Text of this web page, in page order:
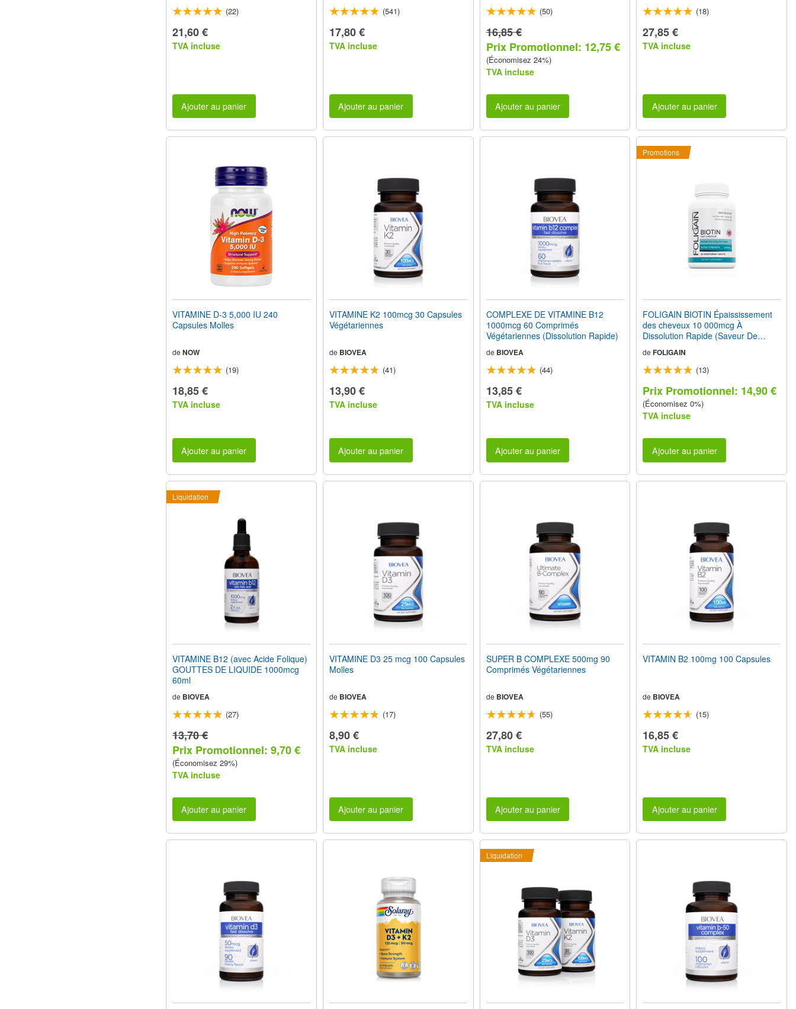
(22)
21,60 €
TVA incluse
Ajouter au panier
(541)
17,80 €
TVA incluse
Ajouter au panier
(50)
16,85 €
Prix Promotionnel: 12,75 €
(Économisez 24%)
TVA incluse
Ajouter au panier
(18)
27,85 €
TVA incluse
Ajouter au panier
VITAMINE D-3 5,000 IU 240
Capsules Molles
de NOW
(19)
18,85 €
TVA incluse
Ajouter au panier
VITAMINE K2 100mcg 30 Capsules
Végétariennes
de BIOVEA
(41)
13,90 €
TVA incluse
Ajouter au panier
COMPLEXE DE VITAMINE B12
1000mcg 60 Comprimés
Végétariennes (Dissolution Rapide)
de BIOVEA
(44)
13,85 €
TVA incluse
Ajouter au panier
Promotions
FOLIGAIN BIOTIN Épaississement
des cheveux 10 000mcg À
Dissolution Rapide (Saveur De
Végétariennes
de FOLIGAIN
(13)
Prix Promotionnel: 14,90 €
(Économisez 0%)
TVA incluse
Ajouter au panier
Liquidation
VITAMINE B12 (avec Acide Folique)
GOUTTES DE LIQUIDE 1000mcg
60ml
de BIOVEA
(27)
13,70 €
Prix Promotionnel: 9,70 €
(Économisez 29%)
TVA incluse
Ajouter au panier
VITAMINE D3 25 mcg 100 Capsules
Molles
de BIOVEA
(17)
8,90 €
TVA incluse
Ajouter au panier
SUPER B COMPLEXE 500mg 90
Comprimés Végétariennes
de BIOVEA
(55)
27,80 €
TVA incluse
Ajouter au panier
VITAMIN B2 100mg 100 Capsules
de BIOVEA
(15)
16,85 €
TVA incluse
Ajouter au panier
Liquidation